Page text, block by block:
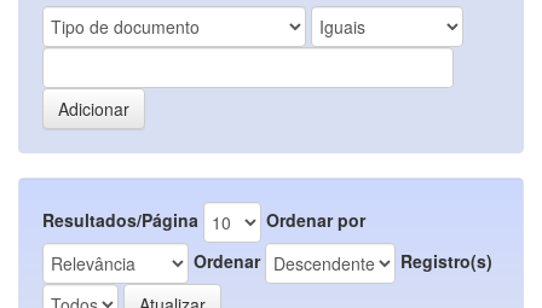
Resultados/Página
Ordenar por
Ordenar
Registro(s)